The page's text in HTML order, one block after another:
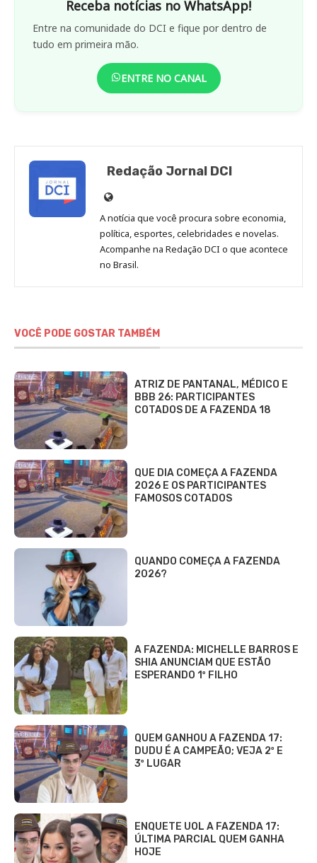
Receba notícias no WhatsApp!
Entre na comunidade do DCI e fique por dentro de
tudo em primeira mão.
ENTRE NO CANAL
Redação Jornal DCI
Site
de
Redação
Jornal
DCI
A notícia que você procura sobre economia,
política, esportes, celebridades e novelas.
Acompanhe na Redação DCI o que acontece
no Brasil.
VOCÊ PODE GOSTAR TAMBÉM
ATRIZ DE PANTANAL, MÉDICO E
BBB 26: PARTICIPANTES
COTADOS DE A FAZENDA 18
QUE DIA COMEÇA A FAZENDA
2026 E OS PARTICIPANTES
FAMOSOS COTADOS
QUANDO COMEÇA A FAZENDA
2026?
A FAZENDA: MICHELLE BARROS E
SHIA ANUNCIAM QUE ESTÃO
ESPERANDO 1º FILHO
QUEM GANHOU A FAZENDA 17:
DUDU É A CAMPEÃO; VEJA 2º E
3º LUGAR
ENQUETE UOL A FAZENDA 17:
ÚLTIMA PARCIAL QUEM GANHA
HOJE